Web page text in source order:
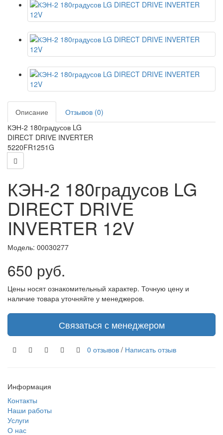
Описание
Отзывов (0)
КЭН-2 180градусов LG
DIRECT DRIVE INVERTER
5220FR1251G
КЭН-2 180градусов LG
DIRECT DRIVE
INVERTER 12V
Модель: 00030277
650 руб.
Цены носят ознакомительный характер. Точную цену и
наличие товара уточняйте у менеджеров.
Связаться с менеджером
0 отзывов / Написать отзыв
Информация
Контакты
Наши работы
Услуги
О нас